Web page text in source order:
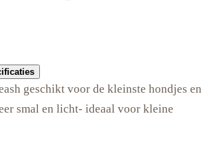
geschikt voor de kleinste hondjes en
smal en licht- ideaal voor kleine